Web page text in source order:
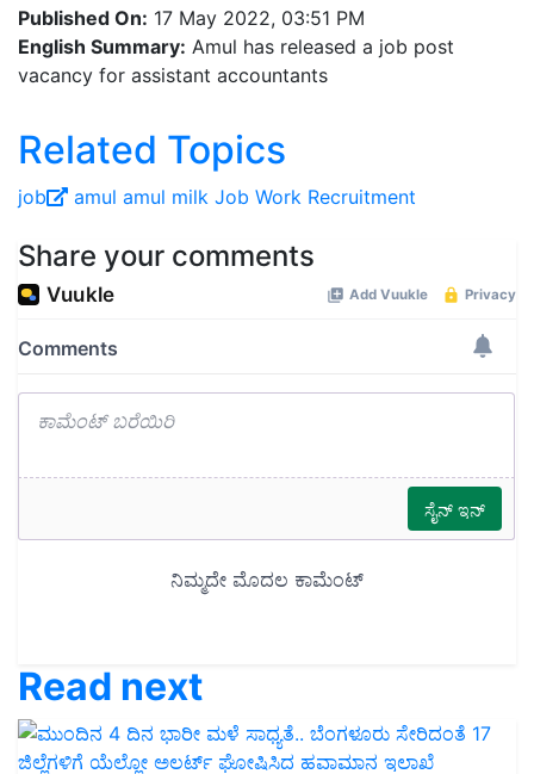
Published On: 17 May 2022, 03:51 PM
English Summary: Amul has released a job post
vacancy for assistant accountants
Related Topics
job amul amul milk Job Work Recruitment
Share your comments
Read next